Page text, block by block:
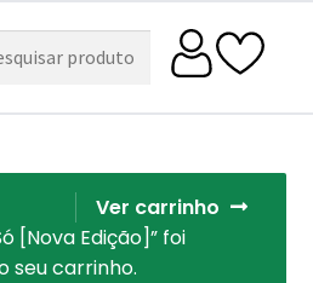
Ver carrinho
[Nova Edição]” foi
seu carrinho.